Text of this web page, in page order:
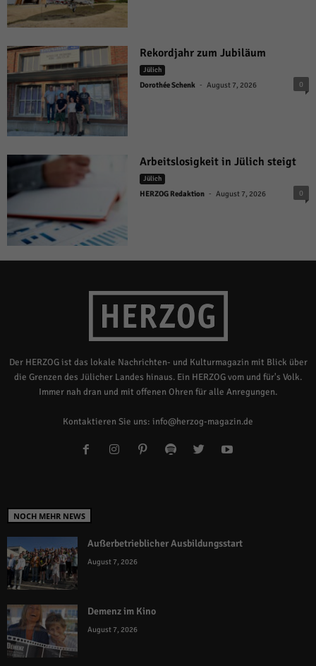
Rekordjahr zum Jubiläum
Jülich
Dorothée Schenk - August 7, 2026 0
Arbeitslosigkeit in Jülich steigt
Jülich
HERZOG Redaktion - August 7, 2026 0
Der HERZOG ist das lokale Nachrichten- und Kulturmagazin mit Blick über
die Grenzen des Jülicher Landes hinaus. Ein HERZOG vom und für's Volk.
Immer nah dran und mit offenen Ohren für alle Anregungen.
Kontaktieren Sie uns: info@herzog-magazin.de
NOCH MEHR NEWS
Außerbetrieblicher Ausbildungsstart
August 7, 2026
Demenz im Kino
August 7, 2026